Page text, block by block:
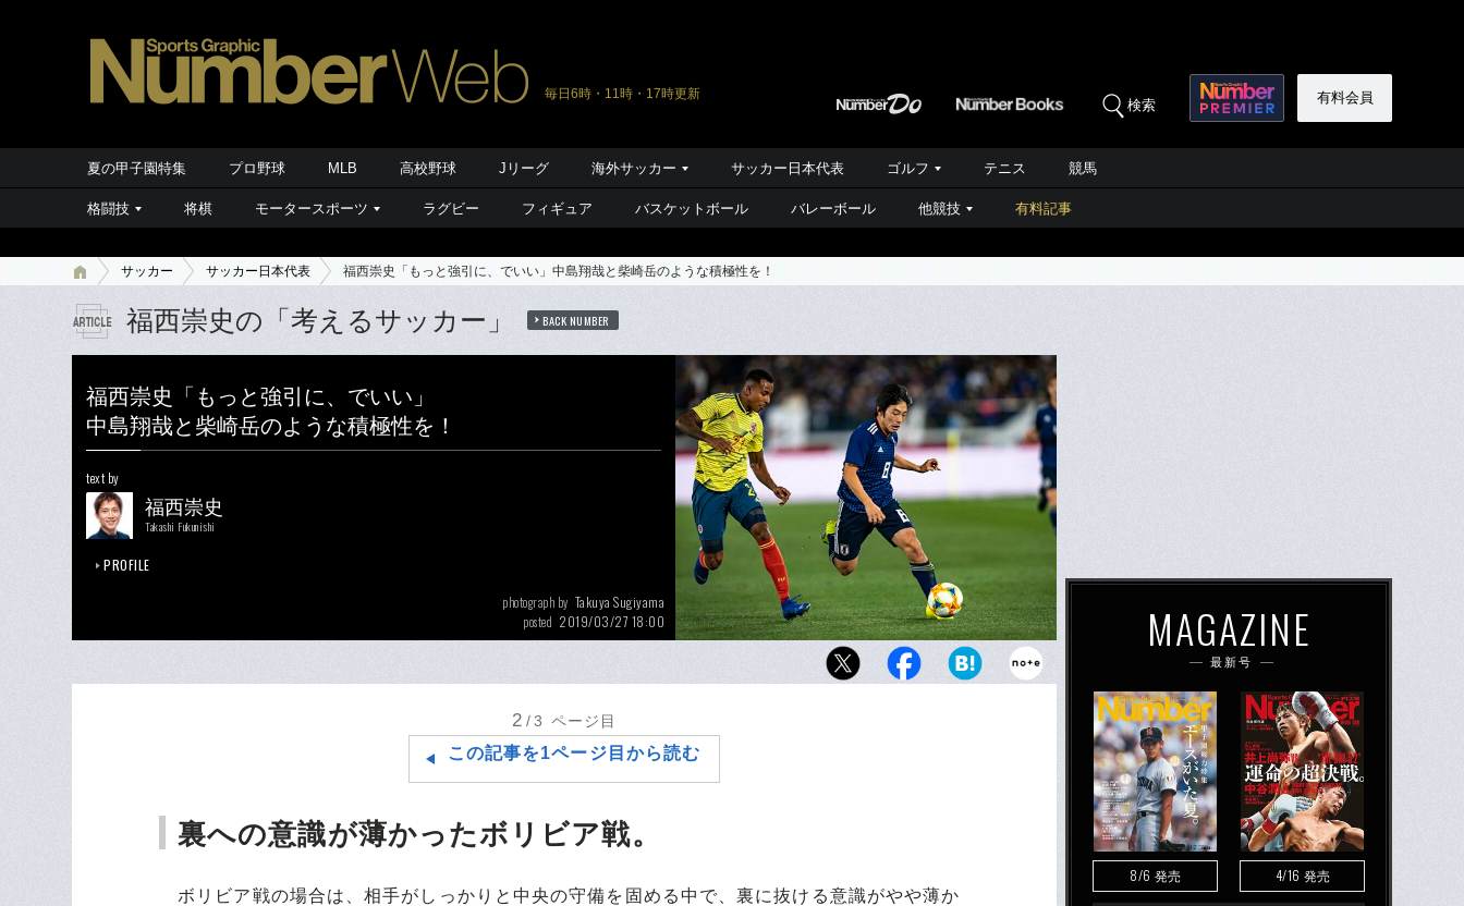
毎日6時・11時・17時更新
検索 有料会員
夏の甲子園特集 プロ野球 MLB 高校野球 Jリーグ 海外サッカー サッカー日本代表 ゴルフ テニス 競馬
格闘技 将棋 モータースポーツ ラグビー フィギュア バスケットボール バレーボール 他競技 有料記事
サッカー サッカー日本代表 福西崇史「もっと強引に、でいい」中島翔哉と柴崎岳のような積極性を！
福西崇史の「考えるサッカー」 BACK NUMBER
福西崇史「もっと強引に、でいい」
中島翔哉と柴崎岳のような積極性を！
text by
福西崇史
Takashi Fukunishi
PROFILE
photograph by Takuya Sugiyama
posted 2019/03/27 18:00
南米を相手にした2試合通じて、積極的な仕掛けが際立っ
2 /3 ページ目
この記事を1ページ目から読む
裏への意識が薄かったボリビア戦。
ボリビア戦の場合は、相手がしっかりと中央の守備を固める中で、裏に抜ける意識がやや薄か
MAGAZINE
最新号
8/6 発売 4/16 発売